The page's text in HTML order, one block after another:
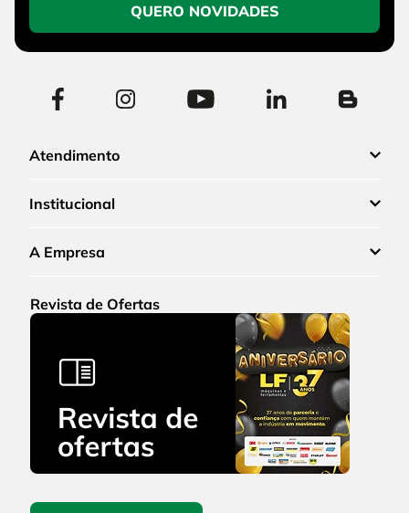
QUERO NOVIDADES
Atendimento
Institucional
A Empresa
Revista de Ofertas